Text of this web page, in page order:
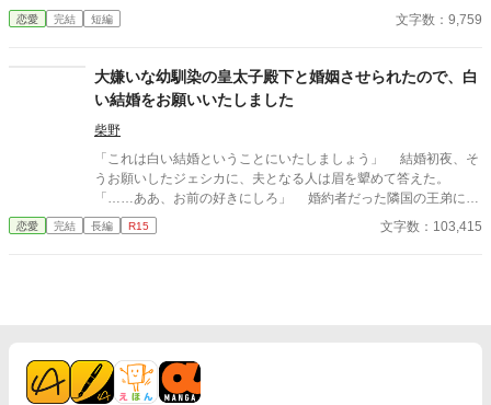
女性としての誇りを傷つけられても彼女は平気だった。なぜなら
大切な「心の拠り所」があるから……。しかし、王立学園の卒業
を受けるのだった―― ※神視点。■なろうにも別タイトルで重
複投稿←【ジャンル日間4位】。
恋愛 完結 短編 文字数：9,759
大嫌いな幼馴染の皇太子殿下と婚姻させられたので、白
い結婚をお願いいたしました
柴野
「これは白い結婚ということにいたしましょう」 結婚初夜、そ
うお願いしたジェシカに、夫となる人は眉を顰めて答えた。
「……ああ、お前の好きにしろ」 婚約者だった隣国の王弟に別
れを切り出され嫁ぎ先を失った公爵令嬢ジェシカ・スタンナード
は、幼馴染でありながら、たいへん仲の悪かった皇太子ヒューパ
シカは白い結婚を望み、ヒューパートもそれを受け入れた。 そ
のはず、だったのだが……？ 離縁を望みながらも徐々に絆され
恋愛 完結 長編 R15 文字数：103,415